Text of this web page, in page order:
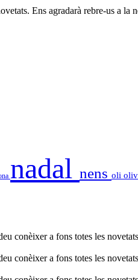
Ens agradarà rebre-us a la
nadal nens oli
conèixer a fons totes les
conèixer a fons totes les